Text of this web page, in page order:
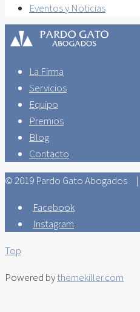
Eventos y Noticias
La Firma
Servicios
Equipo
Premios
Blog
Contacto
© 2019 Pardo Gato Abogados |
Facebook
Instagram
Top
Powered bythemekiller.com